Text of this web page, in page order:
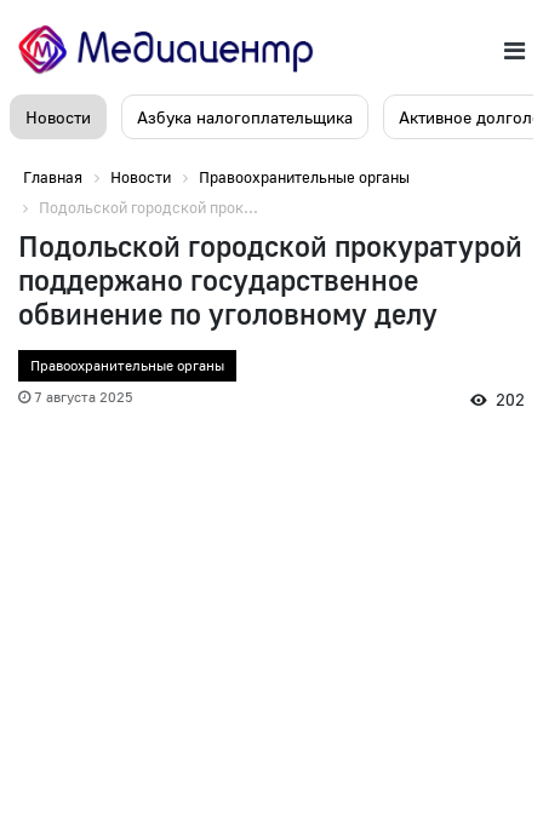
Новости Азбука налогоплательщика Активное
Главная Новости
Правоохранительные органы
Подольской городской прок...
Подольской городской прокуратурой
поддержано государственное
обвинение по уголовному делу
Правоохранительные органы
7 августа 2025
202